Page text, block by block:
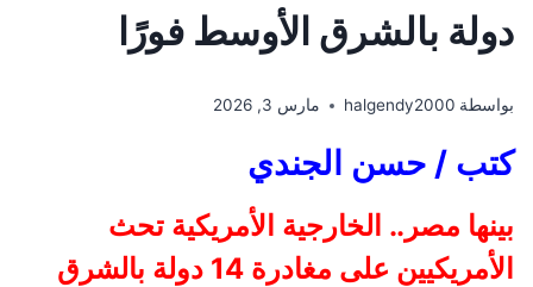
دولة بالشرق الأوسط فورًا
بواسطة halgendy2000 مارس 3, 2026
كتب / حسن الجندي
بينها مصر.. الخارجية الأمريكية تحث
الأمريكيين على مغادرة 14 دولة بالشرق